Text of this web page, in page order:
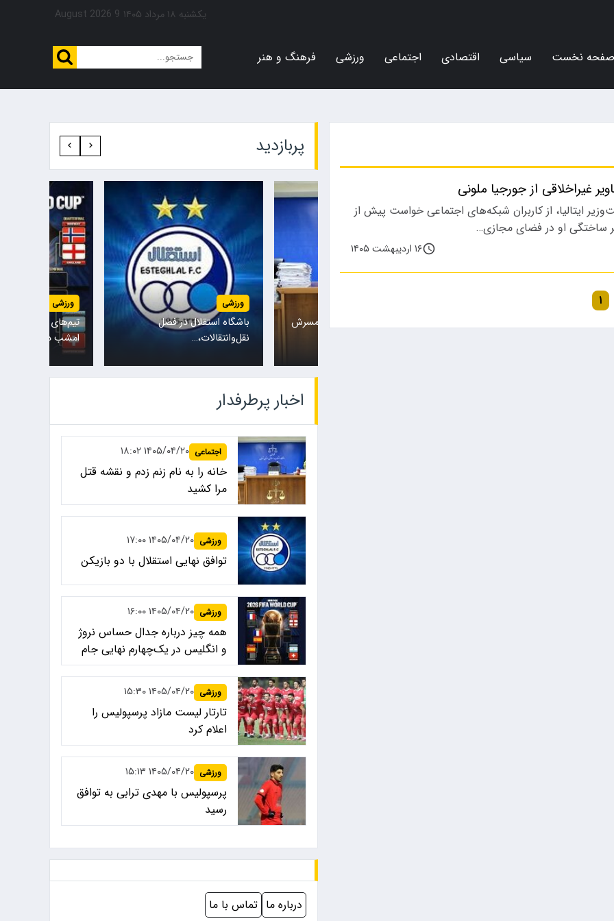
یکشنبه ۱۸ مرداد ۱۴۰۵ 9 August 2026
صفحه نخست سیاسی اقتصادی اجتماعی ورزشی فرهنگ و هنر
غیراخلاقی از جورجیا ملونی
ایتالیا، از کاربران شبکه‌های اجتماعی خواست پیش از
ساختگی او در فضای مجازی…
۱۶ اردیبهشت ۱۴۰۵
۱
پربازدید‍
زن جوان که متهم است همسرش
ورزشی
باشگاه استقلال در فصل
نقل‌وانتقالات،…
ورزشی
تیم‌های ملی نروژ و
امشب در یکی…
اخبار پرطرفدار
اجتماعی ۱۴۰۵/۰۴/۲۰ ۱۸:۰۲
خانه را به نام زنم زدم و نقشه قتل
مرا کشید
ورزشی ۱۴۰۵/۰۴/۲۰ ۱۷:۰۰
توافق نهایی استقلال با دو بازیکن
ورزشی ۱۴۰۵/۰۴/۲۰ ۱۶:۰۰
همه چیز درباره جدال حساس نروژ
و انگلیس در یک‌چهارم نهایی جام
جهانی ۲۰۲۶
ورزشی ۱۴۰۵/۰۴/۲۰ ۱۵:۳۰
تارتار لیست مازاد پرسپولیس را
اعلام کرد
ورزشی ۱۴۰۵/۰۴/۲۰ ۱۵:۱۳
پرسپولیس با مهدی ترابی به توافق
رسید
درباره ما تماس با ما